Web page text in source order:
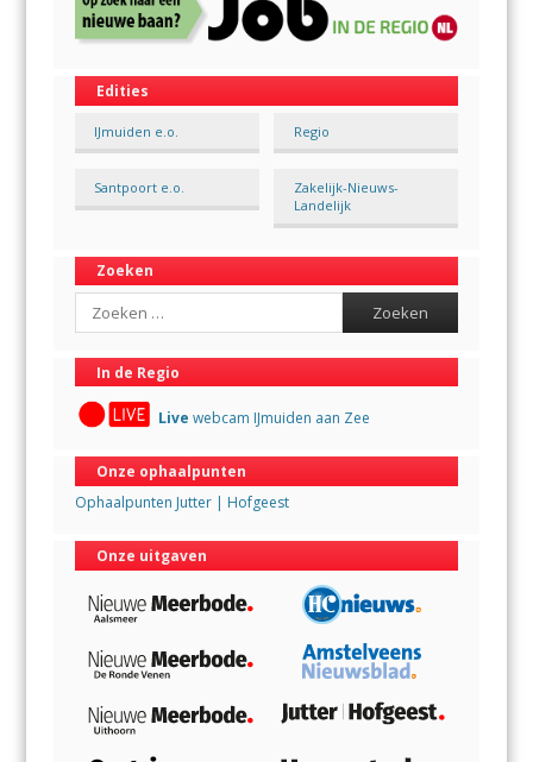
Edities
IJmuiden e.o. Regio
Santpoort e.o.
Zakelijk-Nieuws-
Landelijk
Zoeken
Search
In de Regio
Live webcam IJmuiden aan Zee
Onze ophaalpunten
Ophaalpunten Jutter | Hofgeest
Onze uitgaven